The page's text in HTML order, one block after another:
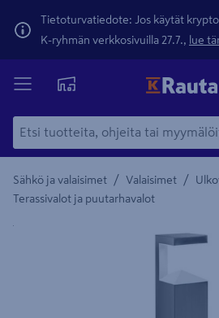
Tietoturvatiedote: Jos käytät
K-ryhmän verkkosivuilla 27.7., lue
Sähkö ja valaisimet / Valaisimet /
Terassivalot ja puutarhavalot
Yksityiskohtainen kuvaus löytyy